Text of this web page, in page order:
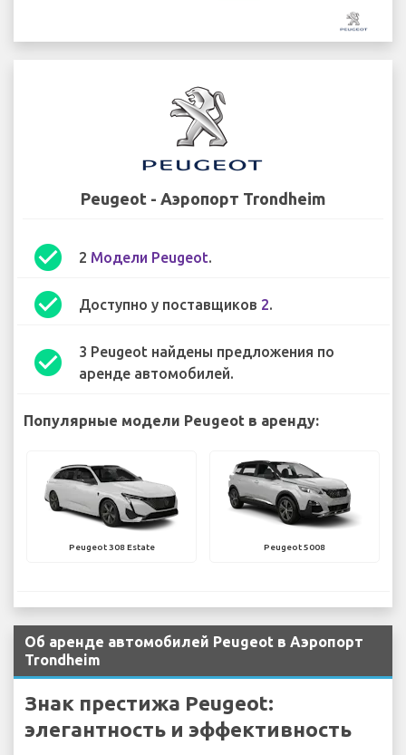
Peugeot - Аэропорт Trondheim
check_circle 2 Модели Peugeot.
check_circle Доступно у поставщиков 2.
check_circle
3 Peugeot найдены предложения по
аренде автомобилей.
Популярные модели Peugeot в аренду:
Peugeot 308 Estate Peugeot 5008
Об аренде автомобилей Peugeot в Аэропорт
Trondheim
Знак престижа Peugeot:
элегантность и эффективность